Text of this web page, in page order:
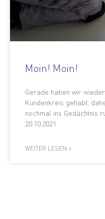
Moin! Moin!
Gerade haben wir
Kundenkreis gehabt,
nochmal ins Gedächtnis
20.10.2021
WEITER LESEN »